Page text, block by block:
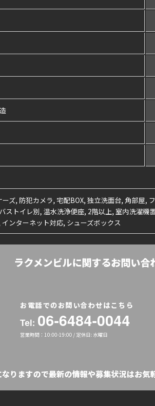
ズ, 防犯カメラ, 宅配BOX, 独立洗面台, 角部屋,
ストイレ別, 温水洗浄便座, 2階以上, 室内洗濯
ンターネット対応, シューズボックス
ラクメンビルに関するお問い合
お電話でのお問い合わせはこちら
Tel: 06-6484-0044
営業時間：10:00-19:00 / 定休日: 水曜日
りますので最新の情報や募集状況はお気